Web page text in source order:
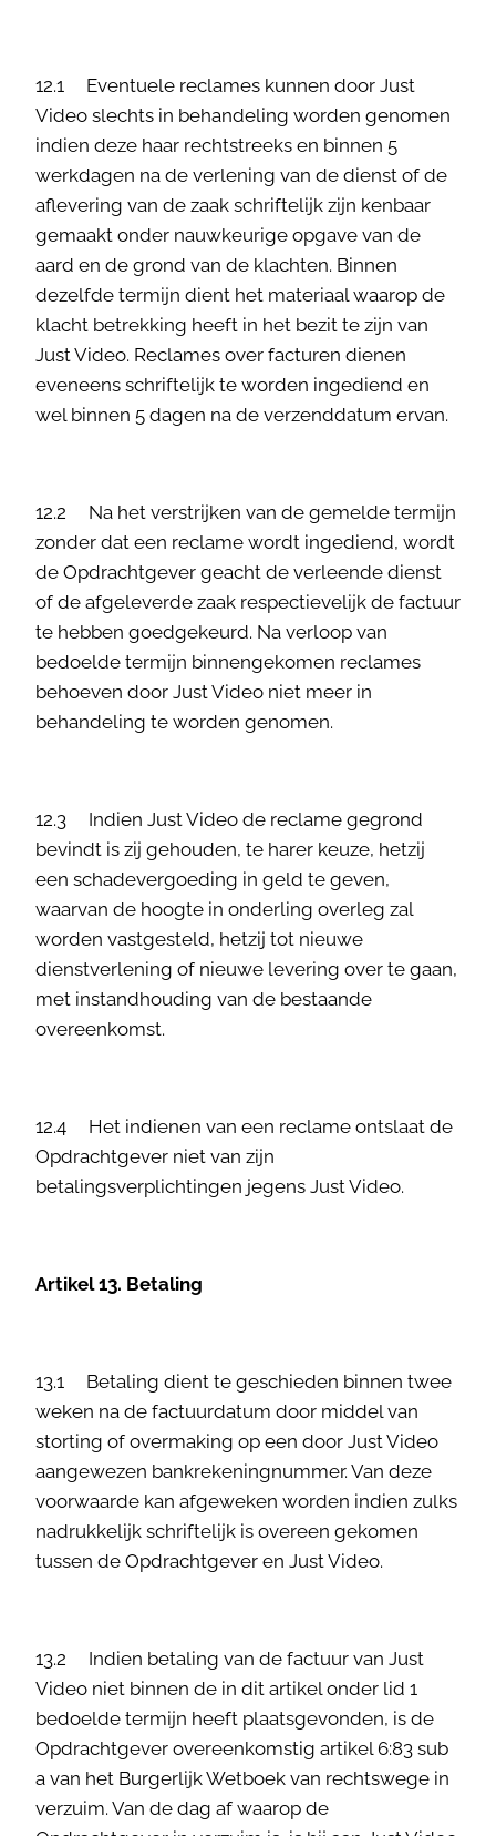
12.1 Eventuele reclames kunnen door Just
Video slechts in behandeling worden genomen
indien deze haar rechtstreeks en binnen 5
werkdagen na de verlening van de dienst of de
aflevering van de zaak schriftelijk zijn kenbaar
gemaakt onder nauwkeurige opgave van de
aard en de grond van de klachten. Binnen
dezelfde termijn dient het materiaal waarop de
klacht betrekking heeft in het bezit te zijn van
Just Video. Reclames over facturen dienen
eveneens schriftelijk te worden ingediend en
wel binnen 5 dagen na de verzenddatum ervan.
12.2 Na het verstrijken van de gemelde termijn
zonder dat een reclame wordt ingediend, wordt
de Opdrachtgever geacht de verleende dienst
of de afgeleverde zaak respectievelijk de factuur
te hebben goedgekeurd. Na verloop van
bedoelde termijn binnengekomen reclames
behoeven door Just Video niet meer in
behandeling te worden genomen.
12.3 Indien Just Video de reclame gegrond
bevindt is zij gehouden, te harer keuze, hetzij
een schadevergoeding in geld te geven,
waarvan de hoogte in onderling overleg zal
worden vastgesteld, hetzij tot nieuwe
dienstverlening of nieuwe levering over te gaan,
met instandhouding van de bestaande
overeenkomst.
12.4 Het indienen van een reclame ontslaat de
Opdrachtgever niet van zijn
betalingsverplichtingen jegens Just Video.
Artikel 13. Betaling
13.1 Betaling dient te geschieden binnen twee
weken na de factuurdatum door middel van
storting of overmaking op een door Just Video
aangewezen bankrekeningnummer. Van deze
voorwaarde kan afgeweken worden indien zulks
nadrukkelijk schriftelijk is overeen gekomen
tussen de Opdrachtgever en Just Video.
13.2 Indien betaling van de factuur van Just
Video niet binnen de in dit artikel onder lid 1
bedoelde termijn heeft plaatsgevonden, is de
Opdrachtgever overeenkomstig artikel 6:83 sub
a van het Burgerlijk Wetboek van rechtswege in
verzuim. Van de dag af waarop de